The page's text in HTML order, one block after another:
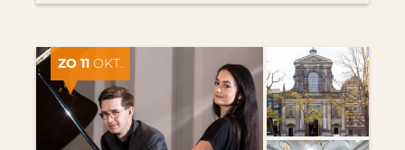
ZO 11 OKT.